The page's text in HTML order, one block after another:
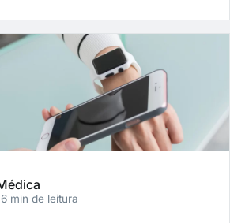
min de leitura